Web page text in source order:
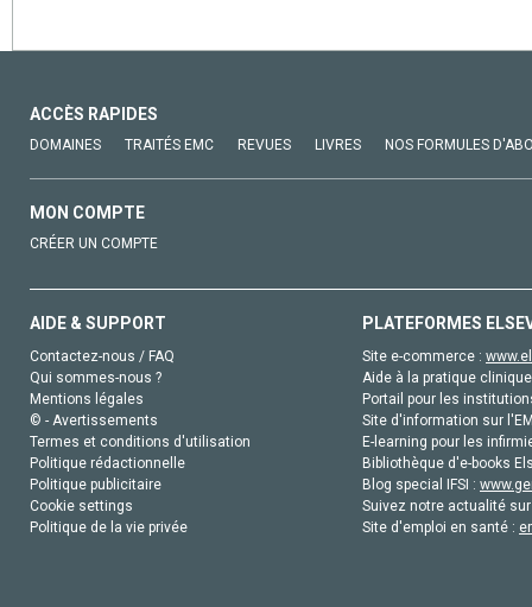
ACCÈS RAPIDES
DOMAINES TRAITÉS EMC REVUES LIVRES NOS FORMULES
MON COMPTE
CRÉER UN COMPTE
AIDE & SUPPORT
Contactez-nous / FAQ
Qui sommes-nous ?
Mentions légales
© - Avertissements
Termes et conditions d'utilisation
Politique rédactionnelle
Politique publicitaire
Cookie settings
Politique de la vie privée
PLATEFORMES
Site e-commerce :
Aide à la pratique
Portail pour les
Site d'information sur
E-learning pour les
Bibliothèque d'e-books
Blog special IFSI :
Suivez notre actualité
Site d'emploi en santé :